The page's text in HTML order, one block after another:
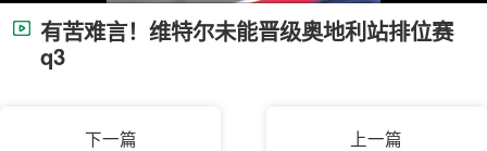
有苦难言！维特尔未能晋级奥地利站排位赛
q3
下一篇
上一篇